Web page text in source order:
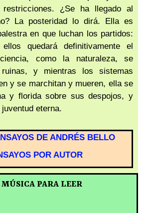
¿Se ha llegado al
La posteridad lo dirá. Ella es
en que luchan los partidos:
quedará definitivamente el
como la naturaleza, se
y mientras los sistemas
y se marchitan y mueren, ella se
y florida sobre sus despojos, y
eterna.
DE ANDRÉS BELLO
POR AUTOR
MÚSICA PARA LEER